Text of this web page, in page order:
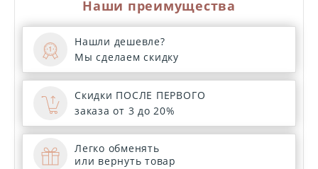
Наши преимущества
Нашли дешевле?
Мы сделаем скидку
Скидки ПОСЛЕ ПЕРВОГО
заказа от 3 до 20%
Легко обменять
или вернуть товар